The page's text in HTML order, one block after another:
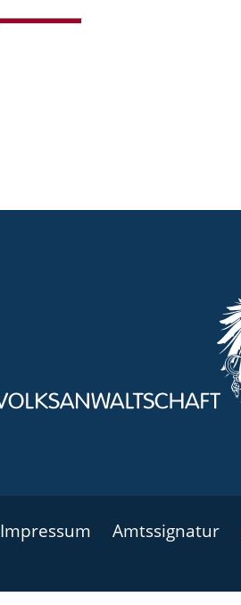
Impressum Amtssignatur